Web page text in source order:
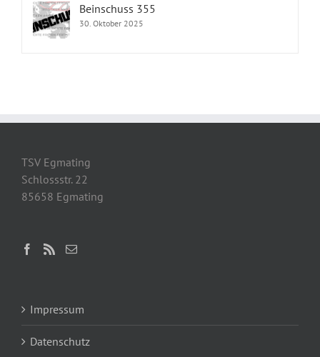
Beinschuss 355
30. Oktober 2025
TSV Egmating
Schlossstr. 22
85658 Egmating
Impressum
Datenschutz